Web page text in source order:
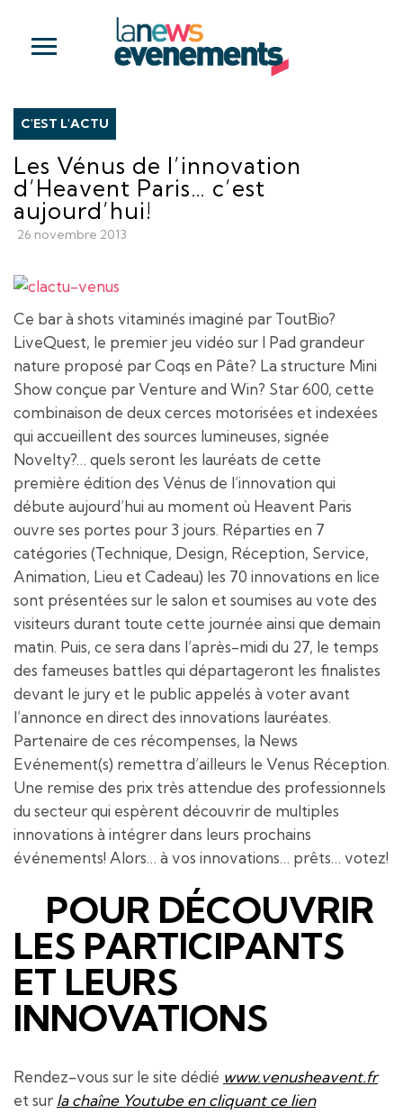
C'EST L'ACTU
Les Vénus de l’innovation
d’Heavent Paris… c’est
aujourd’hui!
26 novembre 2013
Ce bar à shots vitaminés imaginé par ToutBio?
LiveQuest, le premier jeu vidéo sur I Pad grandeur
nature proposé par Coqs en Pâte? La structure Mini
Show conçue par Venture and Win? Star 600, cette
combinaison de deux cerces motorisées et indexées
qui accueillent des sources lumineuses, signée
Novelty?… quels seront les lauréats de cette
première édition des Vénus de l’innovation qui
débute aujourd’hui au moment où Heavent Paris
ouvre ses portes pour 3 jours. Réparties en 7
catégories (Technique, Design, Réception, Service,
Animation, Lieu et Cadeau) les 70 innovations en lice
sont présentées sur le salon et soumises au vote des
visiteurs durant toute cette journée ainsi que demain
matin. Puis, ce sera dans l’après-midi du 27, le temps
des fameuses battles qui départageront les finalistes
devant le jury et le public appelés à voter avant
l’annonce en direct des innovations lauréates.
Partenaire de ces récompenses, la News
Evénement(s) remettra d’ailleurs le Venus Réception.
Une remise des prix très attendue des professionnels
du secteur qui espèrent découvrir de multiples
innovations à intégrer dans leurs prochains
événements! Alors… à vos innovations… prêts… votez!
POUR DÉCOUVRIR
LES PARTICIPANTS
ET LEURS
INNOVATIONS
Rendez-vous sur le site dédié www.venusheavent.fr
et sur la chaîne Youtube en cliquant ce lien